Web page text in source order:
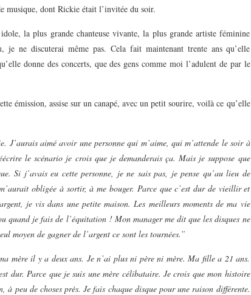
musique, dont Rickie était l’invitée du soir.
la plus grande chanteuse vivante, la plus grande artiste féminine
je ne discuterai même pas. Cela fait maintenant trente ans qu’elle
donne des concerts, que des gens comme moi l’adulent de par le
émission, assise sur un canapé, avec un petit sourire, voilà ce qu’elle
J’aurais aimé avoir une personne qui m’aime, qui m’attende le soir à
le scénario je crois que je demanderais ça. Mais je suppose que
Si j’avais eu cette personne, je ne sais pas, je pense qu’au lieu de
obligée à sortir, à me bouger. Parce que c’est dur de vieillir et
je vis dans une petite maison. Les meilleurs moments de ma vie
quand je fais de l’équitation ! Mon manager me dit que les disques ne
moyen de gagner de l’argent ce sont les tournées.”
mère il y a deux ans. Je n’ai plus ni père ni mère. Ma fille a 21 ans.
dur. Parce que je suis une mère célibataire. Je crois que mon histoire
à peu de choses près. Je fais chaque disque pour une raison différente.